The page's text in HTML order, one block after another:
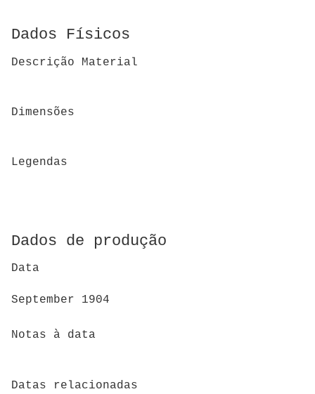
Dados Físicos
Descrição Material
Dimensões
Legendas
Dados de produção
Data
September 1904
Notas à data
Datas relacionadas